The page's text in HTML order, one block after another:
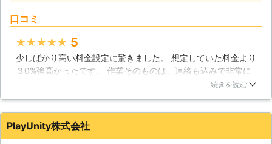
そうとしてもエンジンがかからないと
き「どうしよう」「早く直したい」そ
う思われる方が多いかと思います。当
口コミ
★★★★★ 5
少しばかり高い料金設定に驚きました。 想定していた料金より
３0%強高かったです。 作業そのものは、連絡も込みで非常に
スムーズ。 作業内容も丁寧だと思います。 ２４時間待機して
程値下げすれば、高価過ぎる感は抑えられそうに思います。
兵庫県 姫路市 2026年07月28日
続きを読む
PlayUnity株式会社